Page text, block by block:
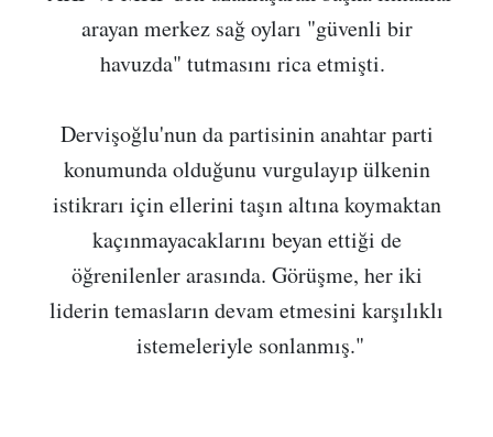
arayan merkez sağ oyları "güvenli bir
havuzda" tutmasını rica etmişti.
Dervişoğlu'nun da partisinin anahtar parti
konumunda olduğunu vurgulayıp ülkenin
istikrarı için ellerini taşın altına koymaktan
kaçınmayacaklarını beyan ettiği de
öğrenilenler arasında. Görüşme, her iki
liderin temasların devam etmesini karşılıklı
istemeleriyle sonlanmış."